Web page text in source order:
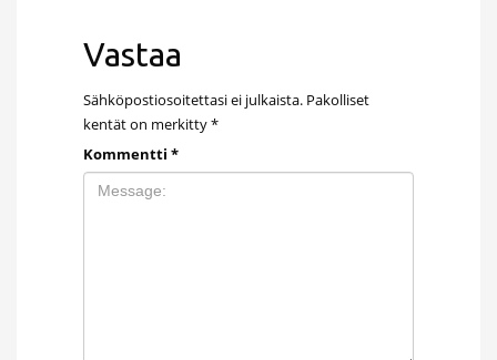
Vastaa
Sähköpostiosoitettasi ei julkaista. Pakolliset
kentät on merkitty*
Kommentti *